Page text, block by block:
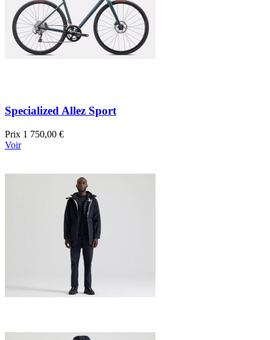
Specialized Allez Sport
Prix 1 750,00 €
Voir